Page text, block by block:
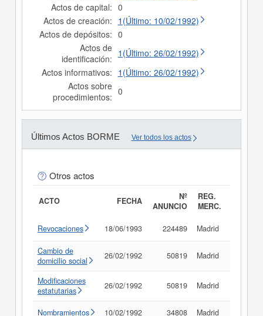
Actos de capital: 0
Actos de creación: 1(Último: 10/02/1992)
Actos de depósitos: 0
Actos de
identificación: 1(Último: 26/02/1992)
Actos informativos: 1(Último: 26/02/1992)
Actos sobre
procedimientos: 0
Últimos Actos BORME Ver todos los actos
Otros actos
ACTO FECHA
Nº
ANUNCIO
REG.
MERC.
Revocaciones 18/06/1993 224489 Madrid
Cambio de
domicilio social
26/02/1992 50819 Madrid
Modificaciones
estatutarias
26/02/1992 50819 Madrid
Nombramientos 10/02/1992 34808 Madrid